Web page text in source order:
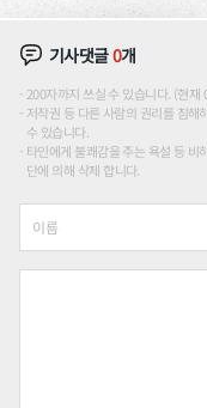
기사댓글0개
200자까지 쓰실 수 있습니다. (현
저작권 등 다른 사람의 권리를 침해
수 있습니다.
타인에게 불쾌감을 주는 욕설 등
단에 의해 삭제 합니다.